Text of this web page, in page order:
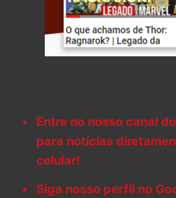
Entre no nosso canal
para notícias
celular!
Siga nosso perfil no